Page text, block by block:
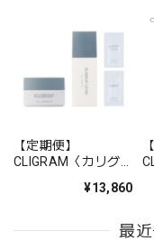
【定期便】
CLIGRAM〈カリグ
ットブライトケアラ
¥13,860
最